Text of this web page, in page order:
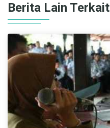
Berita Lain Terkait